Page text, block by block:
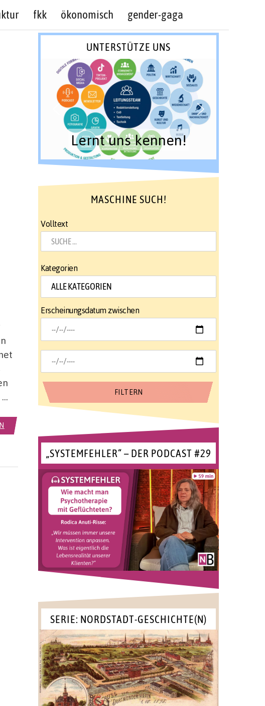
fkk ökonomisch gender-gaga
…
UNTERSTÜTZE UNS
Lernt uns kennen!
MASCHINE SUCH!
Volltext
Kategorien
Erscheinungsdatum zwischen
„SYSTEMFEHLER“ – DER PODCAST #29
SERIE: NORDSTADT-GESCHICHTE(N)